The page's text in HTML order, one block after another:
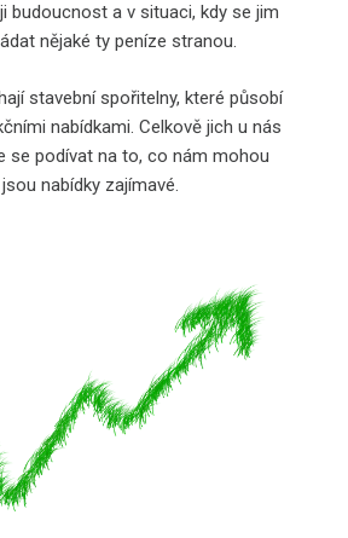
budoucnost a v situaci, kdy se jim
nějaké ty peníze stranou.
stavební spořitelny, které působí
nabídkami. Celkově jich u nás
se podívat na to, co nám mohou
nabídky zajímavé.